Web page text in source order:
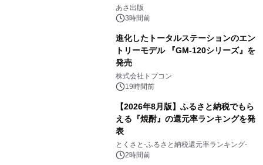
養としての蕎麦』2026年8月25日
（火）発売
あさ出版
3時間前
進化したトータルステーションのエン
トリーモデル 『GM-120シリーズ』を
発売
株式会社トプコン
19時間前
【2026年8月版】ふるさと納税でもら
える『焼酎』の還元率ランキングを発
表
とくさと-ふるさと納税還元率ランキング-
2時間前